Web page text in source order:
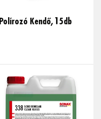
Polírozó Kendő, 15db